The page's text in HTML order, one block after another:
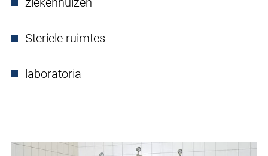
Steriele ruimtes
laboratoria